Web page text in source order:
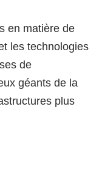
en matière de
les technologies
de
géants de la
plus